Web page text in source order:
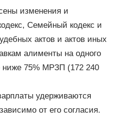
изменения и
Семейный кодекс и
актов и актов иных
алименты на одного
ниже 75% МРЗП (172 240
удерживаются
от его согласия.